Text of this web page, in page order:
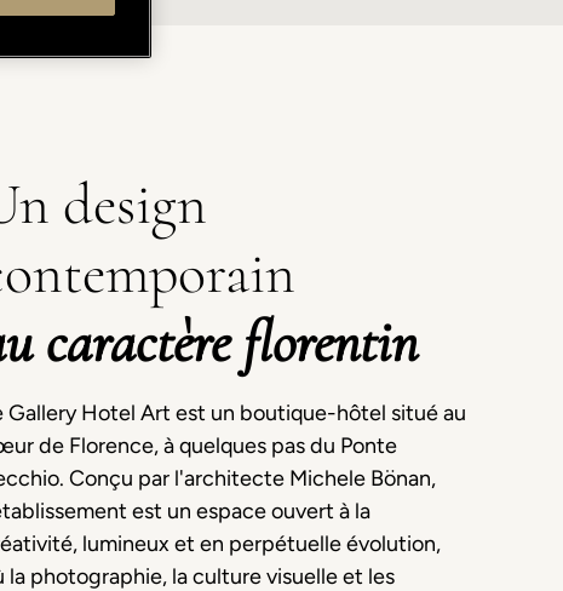
design
caractère florentin
Gallery Hotel Art est un boutique-hôtel situé au
de Florence, à quelques pas du Ponte
Conçu par l'architecte Michele Bönan,
est un espace ouvert à la
lumineux et en perpétuelle évolution,
la photographie, la culture visuelle et les